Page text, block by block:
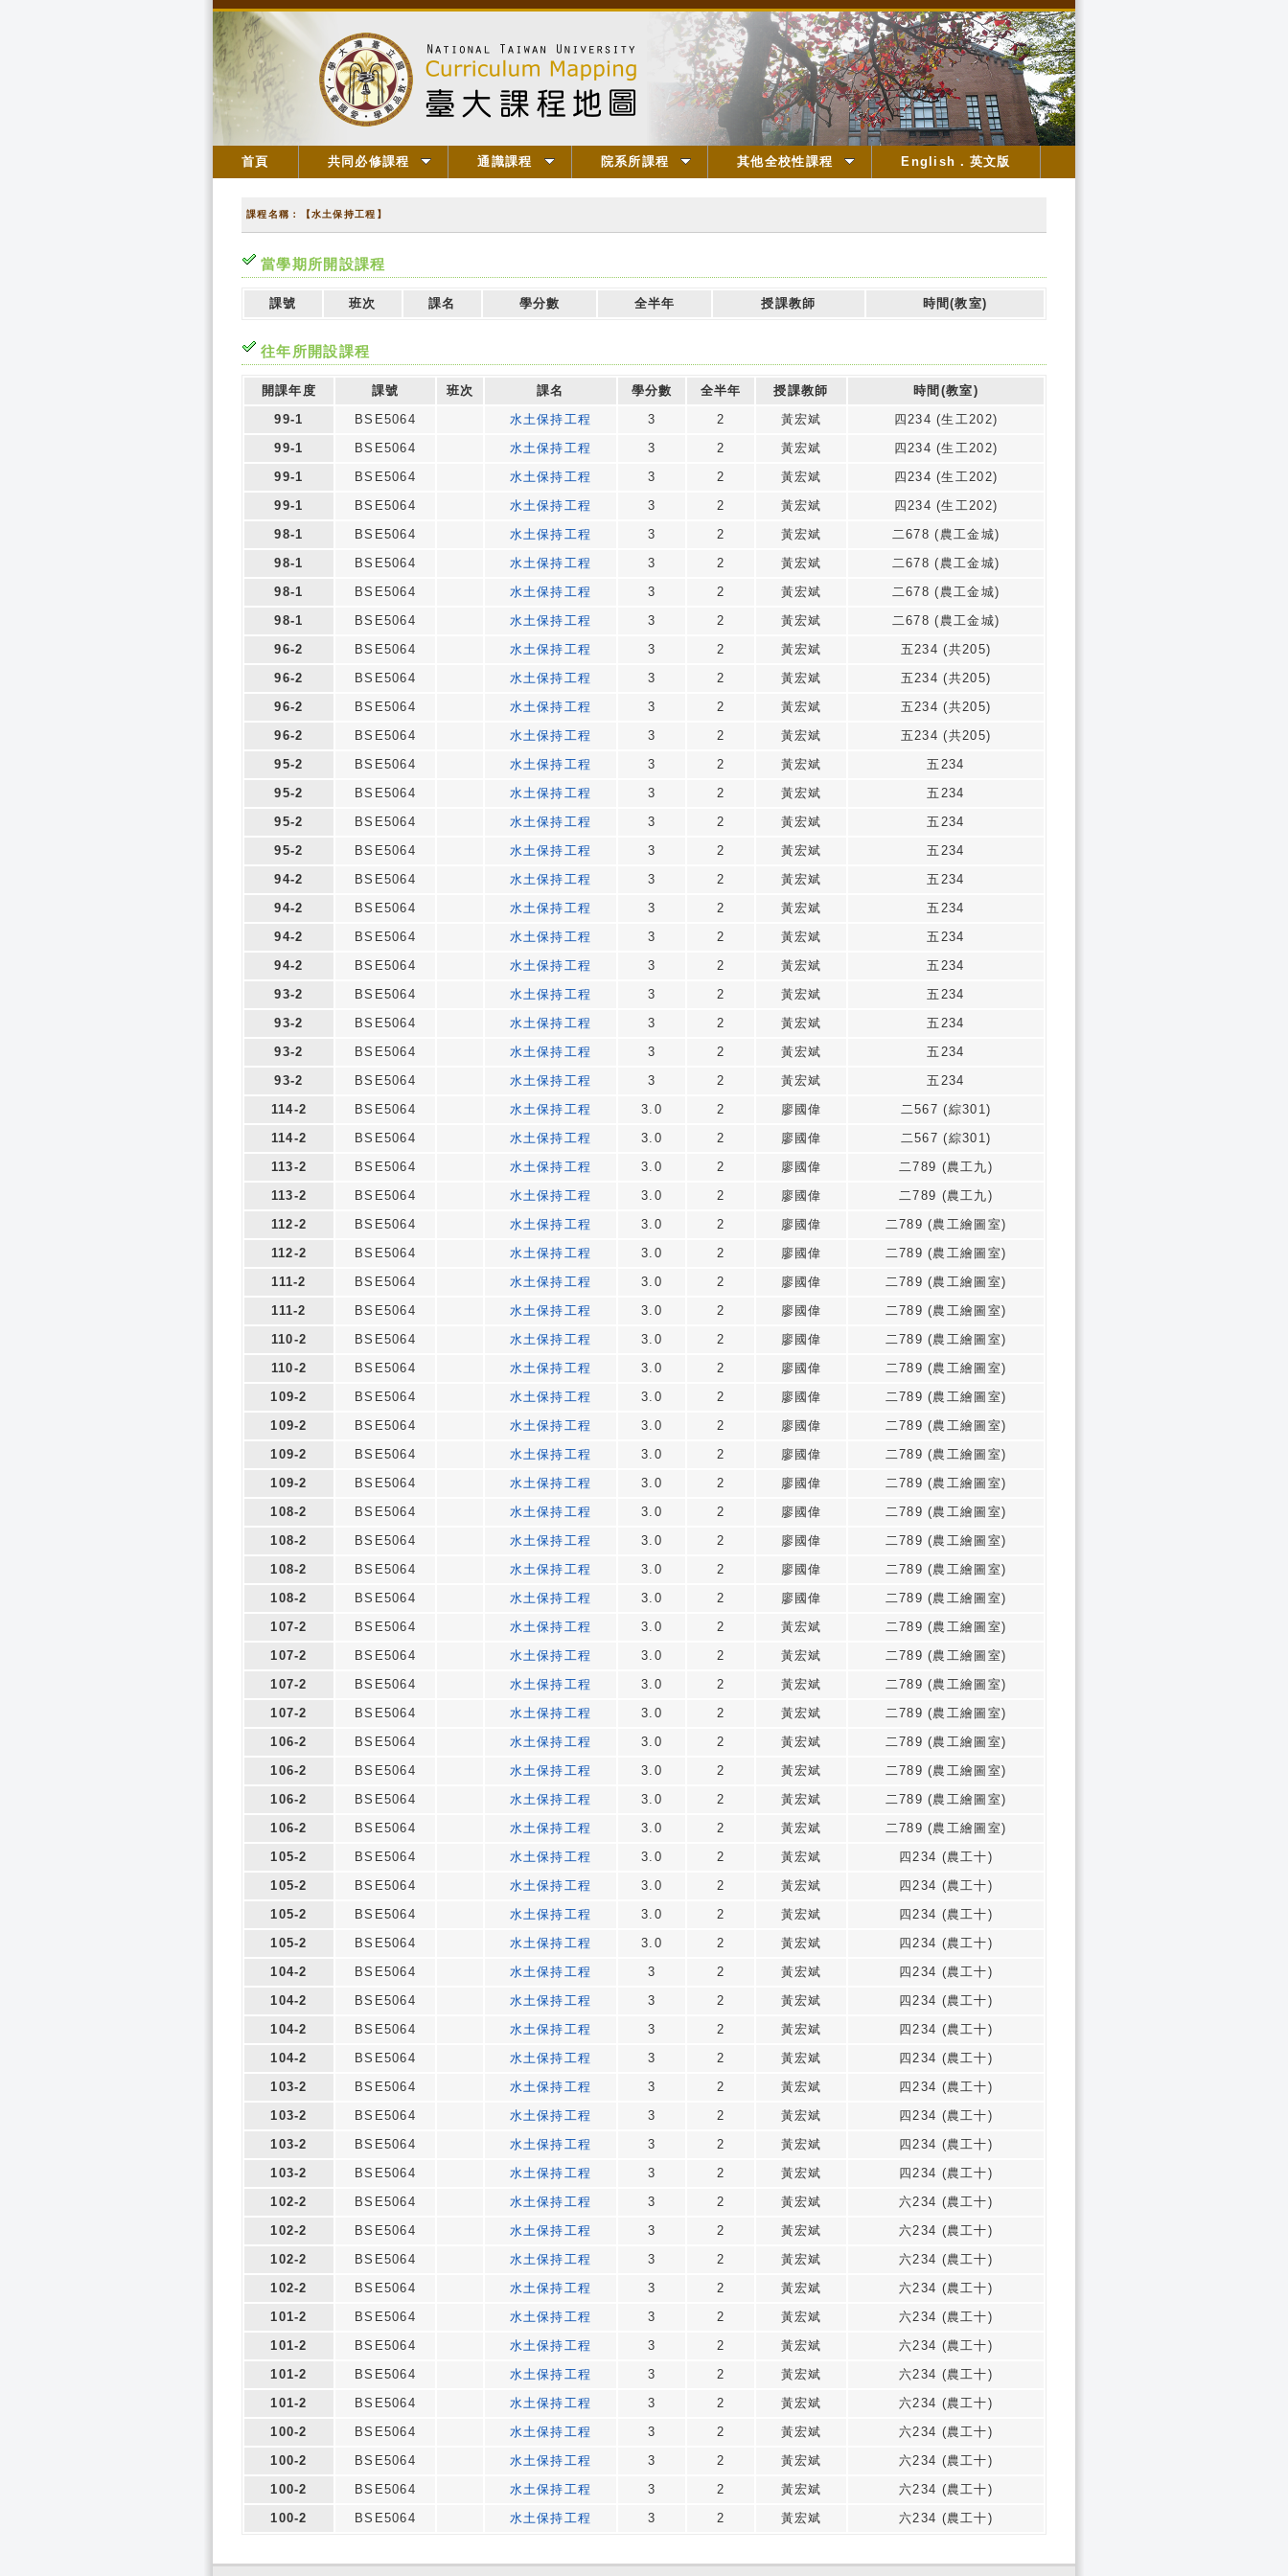
首頁 共同必修課程 通識課程 院系所課程 其他全校性課程 English．英文版
課程名稱：【水土保持工程】
當學期所開設課程
課號 班次 課名 學分數 全半年 授課教師 時間(教室)
往年所開設課程
開課年度 課號 班次 課名 學分數 全半年 授課教師
時間(教室)
99-1
BSE5064 水土保持工程 3 2 黃宏斌
四234 (生工202)
99-1
BSE5064 水土保持工程 3 2 黃宏斌
四234 (生工202)
99-1
BSE5064 水土保持工程 3 2 黃宏斌
四234 (生工202)
99-1
BSE5064 水土保持工程 3 2 黃宏斌
四234 (生工202)
98-1
BSE5064 水土保持工程 3 2 黃宏斌
二678 (農工金城)
98-1
BSE5064 水土保持工程 3 2 黃宏斌
二678 (農工金城)
98-1
BSE5064 水土保持工程 3 2 黃宏斌
二678 (農工金城)
98-1
BSE5064 水土保持工程 3 2 黃宏斌
二678 (農工金城)
96-2
BSE5064 水土保持工程 3 2 黃宏斌
五234 (共205)
96-2
BSE5064 水土保持工程 3 2 黃宏斌
五234 (共205)
96-2
BSE5064 水土保持工程 3 2 黃宏斌
五234 (共205)
96-2
BSE5064 水土保持工程 3 2 黃宏斌
五234 (共205)
95-2
BSE5064 水土保持工程 3 2 黃宏斌
五234
95-2
BSE5064 水土保持工程 3 2 黃宏斌
五234
95-2
BSE5064 水土保持工程 3 2 黃宏斌
五234
95-2
BSE5064 水土保持工程 3 2 黃宏斌
五234
94-2
BSE5064 水土保持工程 3 2 黃宏斌
五234
94-2
BSE5064 水土保持工程 3 2 黃宏斌
五234
94-2
BSE5064 水土保持工程 3 2 黃宏斌
五234
94-2
BSE5064 水土保持工程 3 2 黃宏斌
五234
93-2
BSE5064 水土保持工程 3 2 黃宏斌
五234
93-2
BSE5064 水土保持工程 3 2 黃宏斌
五234
93-2
BSE5064 水土保持工程 3 2 黃宏斌
五234
93-2
BSE5064 水土保持工程 3 2 黃宏斌
五234
114-2
BSE5064 水土保持工程 3.0 2 廖國偉
二567 (綜301)
114-2
BSE5064 水土保持工程 3.0 2 廖國偉
二567 (綜301)
113-2
BSE5064 水土保持工程 3.0 2 廖國偉
二789 (農工九)
113-2
BSE5064 水土保持工程 3.0 2 廖國偉
二789 (農工九)
112-2
BSE5064 水土保持工程 3.0 2 廖國偉
二789 (農工繪圖室)
112-2
BSE5064 水土保持工程 3.0 2 廖國偉
二789 (農工繪圖室)
111-2
BSE5064 水土保持工程 3.0 2 廖國偉
二789 (農工繪圖室)
111-2
BSE5064 水土保持工程 3.0 2 廖國偉
二789 (農工繪圖室)
110-2
BSE5064 水土保持工程 3.0 2 廖國偉
二789 (農工繪圖室)
110-2
BSE5064 水土保持工程 3.0 2 廖國偉
二789 (農工繪圖室)
109-2
BSE5064 水土保持工程 3.0 2 廖國偉
二789 (農工繪圖室)
109-2
BSE5064 水土保持工程 3.0 2 廖國偉
二789 (農工繪圖室)
109-2
BSE5064 水土保持工程 3.0 2 廖國偉
二789 (農工繪圖室)
109-2
BSE5064 水土保持工程 3.0 2 廖國偉
二789 (農工繪圖室)
108-2
BSE5064 水土保持工程 3.0 2 廖國偉
二789 (農工繪圖室)
108-2
BSE5064 水土保持工程 3.0 2 廖國偉
二789 (農工繪圖室)
108-2
BSE5064 水土保持工程 3.0 2 廖國偉
二789 (農工繪圖室)
108-2
BSE5064 水土保持工程 3.0 2 廖國偉
二789 (農工繪圖室)
107-2
BSE5064 水土保持工程 3.0 2 黃宏斌
二789 (農工繪圖室)
107-2
BSE5064 水土保持工程 3.0 2 黃宏斌
二789 (農工繪圖室)
107-2
BSE5064 水土保持工程 3.0 2 黃宏斌
二789 (農工繪圖室)
107-2
BSE5064 水土保持工程 3.0 2 黃宏斌
二789 (農工繪圖室)
106-2
BSE5064 水土保持工程 3.0 2 黃宏斌
二789 (農工繪圖室)
106-2
BSE5064 水土保持工程 3.0 2 黃宏斌
二789 (農工繪圖室)
106-2
BSE5064 水土保持工程 3.0 2 黃宏斌
二789 (農工繪圖室)
106-2
BSE5064 水土保持工程 3.0 2 黃宏斌
二789 (農工繪圖室)
105-2
BSE5064 水土保持工程 3.0 2 黃宏斌
四234 (農工十)
105-2
BSE5064 水土保持工程 3.0 2 黃宏斌
四234 (農工十)
105-2
BSE5064 水土保持工程 3.0 2 黃宏斌
四234 (農工十)
105-2
BSE5064 水土保持工程 3.0 2 黃宏斌
四234 (農工十)
104-2
BSE5064 水土保持工程 3 2 黃宏斌
四234 (農工十)
104-2
BSE5064 水土保持工程 3 2 黃宏斌
四234 (農工十)
104-2
BSE5064 水土保持工程 3 2 黃宏斌
四234 (農工十)
104-2
BSE5064 水土保持工程 3 2 黃宏斌
四234 (農工十)
103-2
BSE5064 水土保持工程 3 2 黃宏斌
四234 (農工十)
103-2
BSE5064 水土保持工程 3 2 黃宏斌
四234 (農工十)
103-2
BSE5064 水土保持工程 3 2 黃宏斌
四234 (農工十)
103-2
BSE5064 水土保持工程 3 2 黃宏斌
四234 (農工十)
102-2
BSE5064 水土保持工程 3 2 黃宏斌
六234 (農工十)
102-2
BSE5064 水土保持工程 3 2 黃宏斌
六234 (農工十)
102-2
BSE5064 水土保持工程 3 2 黃宏斌
六234 (農工十)
102-2
BSE5064 水土保持工程 3 2 黃宏斌
六234 (農工十)
101-2
BSE5064 水土保持工程 3 2 黃宏斌
六234 (農工十)
101-2
BSE5064 水土保持工程 3 2 黃宏斌
六234 (農工十)
101-2
BSE5064 水土保持工程 3 2 黃宏斌
六234 (農工十)
101-2
BSE5064 水土保持工程 3 2 黃宏斌
六234 (農工十)
100-2
BSE5064 水土保持工程 3 2 黃宏斌
六234 (農工十)
100-2
BSE5064 水土保持工程 3 2 黃宏斌
六234 (農工十)
100-2
BSE5064 水土保持工程 3 2 黃宏斌
六234 (農工十)
100-2
BSE5064 水土保持工程 3 2 黃宏斌 六234 (農工十)